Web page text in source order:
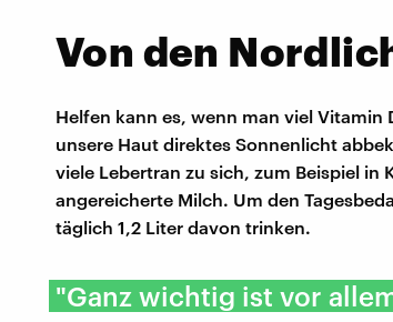
Von den
Helfen kann es, wenn man viel
unsere Haut direktes Sonnenlicht
viele Lebertran zu sich, zum Beispiel in
angereicherte Milch. Um den
täglich 1,2 Liter davon trinken.
"Ganz wichtig ist vor